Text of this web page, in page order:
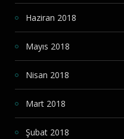
Haziran 2018
Mayıs 2018
Nisan 2018
Mart 2018
Şubat 2018